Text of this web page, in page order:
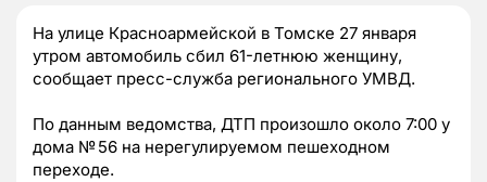
На улице Красноармейской в Томске 27 января
утром автомобиль сбил 61-летнюю женщину,
сообщает пресс-служба регионального УМВД.
По данным ведомства, ДТП произошло около 7:00 у
дома № 56 на нерегулируемом пешеходном
переходе.